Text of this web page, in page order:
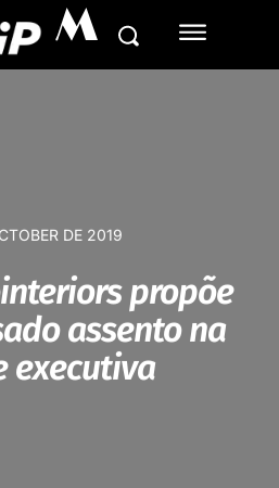
M
DE 2019
propõe
assento na
executiva